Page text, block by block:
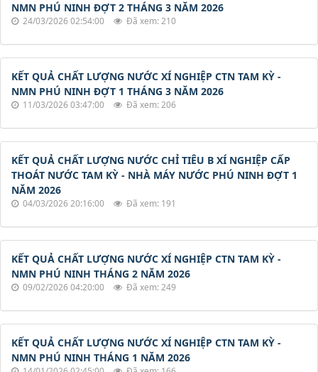
NMN PHÚ NINH ĐỢT 2 THÁNG 3 NĂM 2026
24/03/2026 02:54:00 Đã xem: 210
KẾT QUẢ CHẤT LƯỢNG NƯỚC XÍ NGHIỆP CTN TAM KỲ -
NMN PHÚ NINH ĐỢT 1 THÁNG 3 NĂM 2026
11/03/2026 03:47:00 Đã xem: 206
KẾT QUẢ CHẤT LƯỢNG NƯỚC CHỈ TIÊU B XÍ NGHIỆP CẤP
THOÁT NƯỚC TAM KỲ - NHÀ MÁY NƯỚC PHÚ NINH ĐỢT 1
NĂM 2026
04/03/2026 20:16:00 Đã xem: 191
KẾT QUẢ CHẤT LƯỢNG NƯỚC XÍ NGHIỆP CTN TAM KỲ -
NMN PHÚ NINH THÁNG 2 NĂM 2026
09/02/2026 04:20:00 Đã xem: 249
KẾT QUẢ CHẤT LƯỢNG NƯỚC XÍ NGHIỆP CTN TAM KỲ -
NMN PHÚ NINH THÁNG 1 NĂM 2026